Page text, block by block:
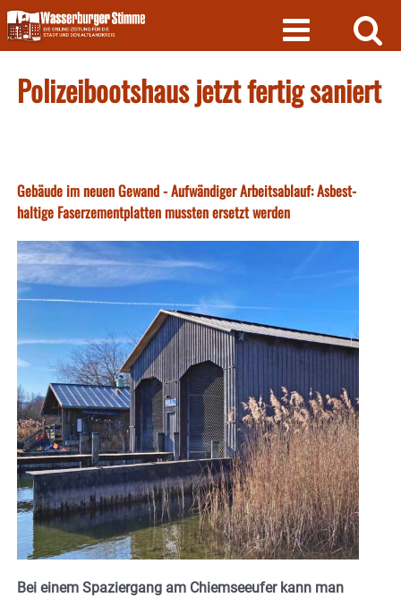
Skip
to
content
Polizeibootshaus jetzt fertig saniert
Gebäude im neuen Gewand - Aufwändiger Arbeitsablauf: Asbest-
haltige Faserzementplatten mussten ersetzt werden
Bei einem Spaziergang am Chiemseeufer kann man